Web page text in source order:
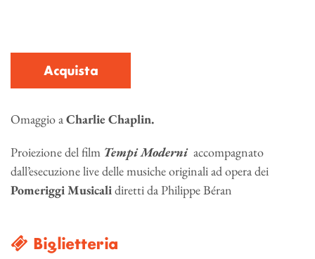
Acquista
Omaggio aCharlie Chaplin.
Proiezione del film Tempi Moderni accompagnato
dall’esecuzione live delle musiche originali ad opera dei
Pomeriggi Musicalidiretti da Philippe Béran
Biglietteria